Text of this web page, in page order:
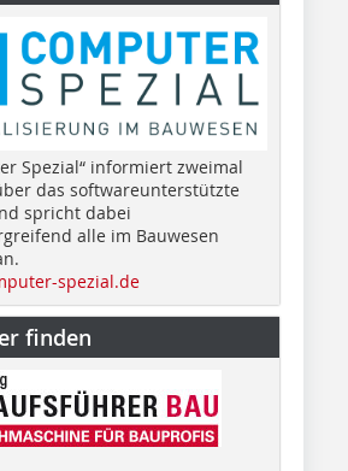
Spezial“ informiert zweimal
das softwareunterstützte
spricht dabei
alle im Bauwesen
spezial.de
finden